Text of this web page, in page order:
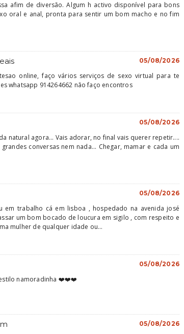
afim de diversão. Algum h activo disponível para bons
oral e anal, pronta para sentir um bom macho e no fim
05/08/2026
online, faço vários serviços de sexo virtual para te
whatsapp 914264662 não faço encontros
05/08/2026
natural agora... Vais adorar, no final vais querer repetir....
conversas nem nada... Chegar, mamar e cada um
05/08/2026
em trabalho cá em lisboa , hospedado na avenida josé
um bom bocado de loucura em sigilo , com respeito e
mulher de qualquer idade ou...
05/08/2026
estilo namoradinha ❤️❤️❤️
05/08/2026